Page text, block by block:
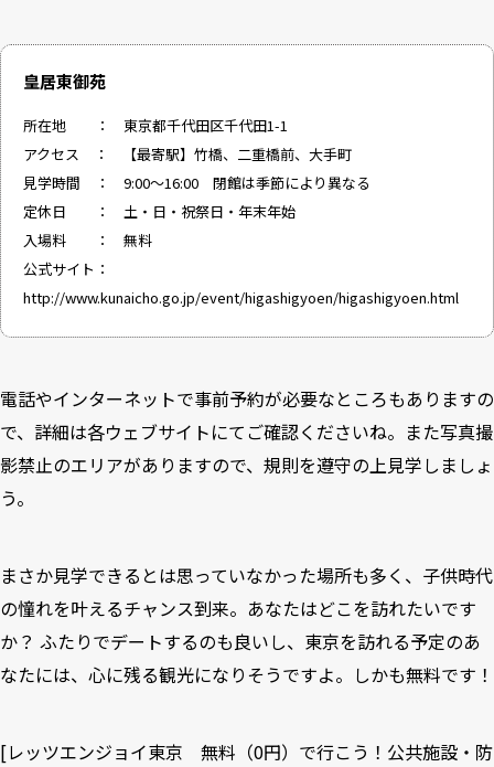
皇居東御苑
所在地 ： 東京都千代田区千代田1-1
アクセス ： 【最寄駅】竹橋、二重橋前、大手町
見学時間 ： 9:00～16:00 閉館は季節により異なる
定休日 ： 土・日・祝祭日・年末年始
入場料 ： 無料
公式サイト：
http://www.kunaicho.go.jp/event/higashigyoen/higashigyoen.html
電話やインターネットで事前予約が必要なところもありますの
で、詳細は各ウェブサイトにてご確認くださいね。また写真撮
影禁止のエリアがありますので、規則を遵守の上見学しましょ
う。
まさか見学できるとは思っていなかった場所も多く、子供時代
の憧れを叶えるチャンス到来。あなたはどこを訪れたいです
か？ ふたりでデートするのも良いし、東京を訪れる予定のあ
なたには、心に残る観光になりそうですよ。しかも無料です！
[レッツエンジョイ東京 無料（0円）で行こう！公共施設・防